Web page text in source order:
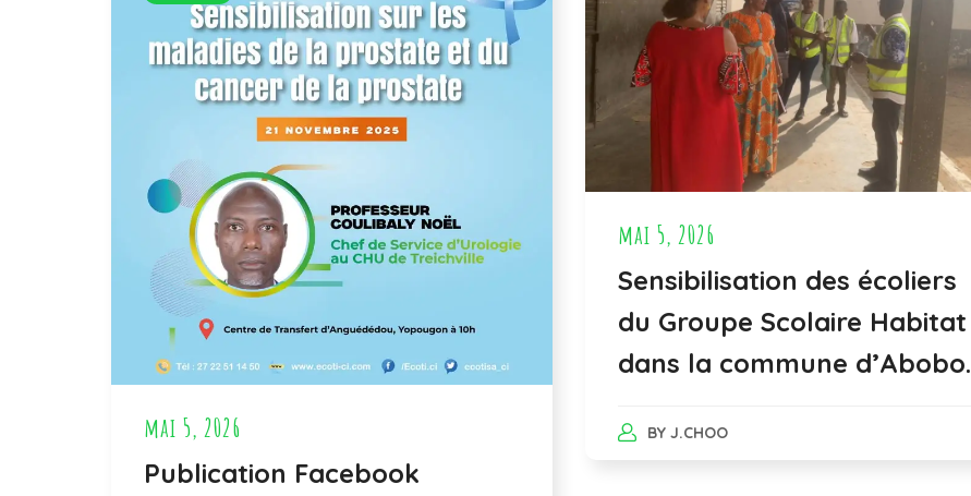
mai 5, 2026
Sensibilisation des écoliers
du Groupe Scolaire Habitat
dans la commune d’Abobo.
BY J.CHOO
mai 5, 2026
Publication Facebook